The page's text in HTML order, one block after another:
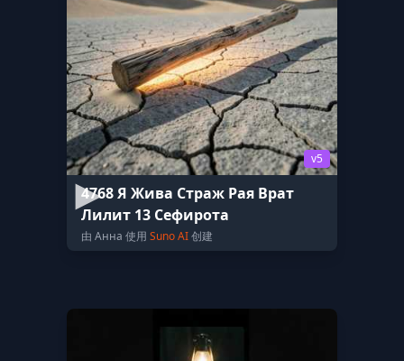
v5
4768 Я Жива Страж Рая Врат
Лилит 13 Сефирота
由 Анна 使用 Suno AI创建